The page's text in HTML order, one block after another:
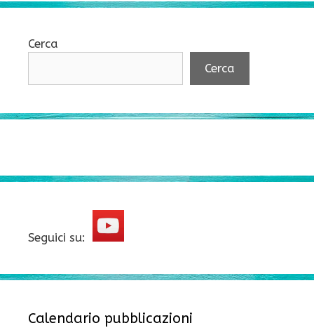
Cerca
Cerca
Seguici su:
Calendario pubblicazioni